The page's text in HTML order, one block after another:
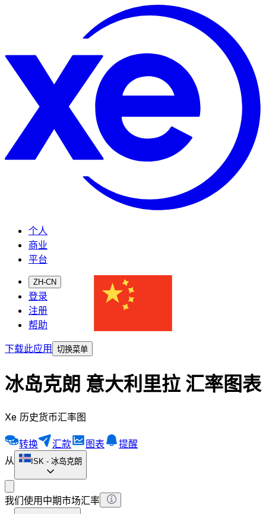
个人
商业
平台
ZH-CN
登录
注册
帮助
下载此应用
切换菜单
冰岛克朗 意大利里拉 汇率图表
Xe 历史货币汇率图
转换 汇款 图表
提醒
从
ISK - 冰岛克朗
我们使用中期市场汇率